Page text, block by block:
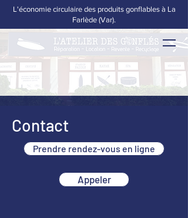
L'économie circulaire des produits gonflables à La
Farlède (Var).
Contact
Prendre rendez-vous en ligne
Appeler